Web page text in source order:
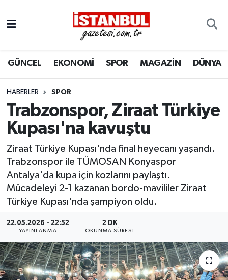
GÜNCEL EKONOMİ SPOR MAGAZİN DÜNYA
HABERLER SPOR
Trabzonspor, Ziraat Türkiye
Kupası'na kavuştu
Ziraat Türkiye Kupası'nda final heyecanı yaşandı.
Trabzonspor ile TÜMOSAN Konyaspor
Antalya'da kupa için kozlarını paylaştı.
Mücadeleyi 2-1 kazanan bordo-mavililer Ziraat
Türkiye Kupası'nda şampiyon oldu.
22.05.2026 - 22:52
YAYINLANMA
2 DK
OKUNMA SÜRESI
EKONOMİ
İSTANBUL
DÜNYA
MAGAZİN
KÜLTÜR SANAT
SAĞLIK
BİLİM VE TEKNOLOJİ
OTOMOBİL
Nöbetçi Eczaneler
Hava Durumu
Trafik Durumu
Süper Lig Puan Durumu ve Fikstür
Son Dakika Haberleri
Haber Arşivi